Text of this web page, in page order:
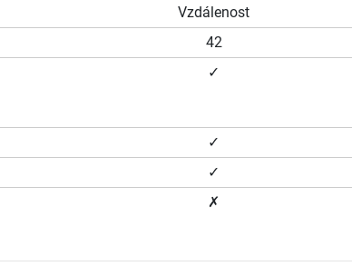
Vzdálenost
42
✓
✓
✓
✗